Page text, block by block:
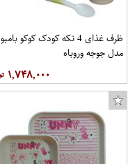
ظرف غذای 4 تکه کودک کوکو بامبو
مدل جوجه وروباه
۱,۷۴۸,۰۰۰